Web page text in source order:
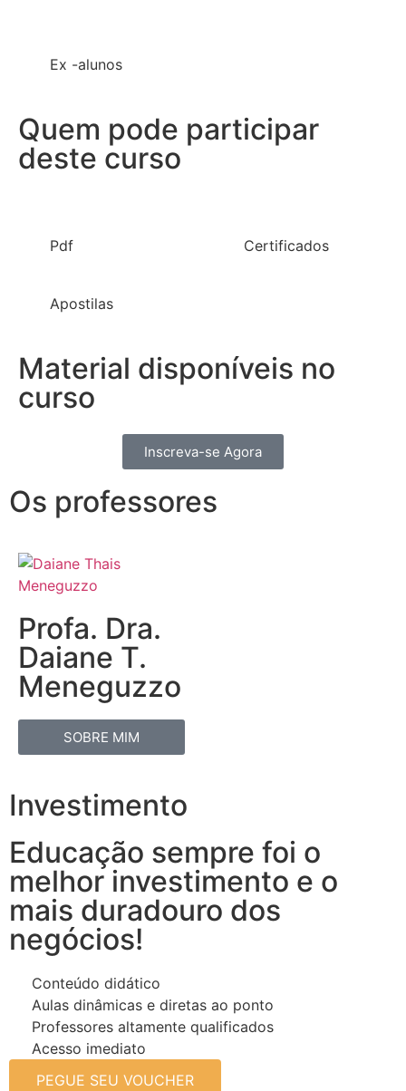
Ex -alunos
Quem pode participar
deste curso
Pdf Certificados
Apostilas
Material disponíveis no
curso
Inscreva-se Agora
Os professores
Profa. Dra.
Daiane T.
Meneguzzo
SOBRE MIM
Investimento
Educação sempre foi o
melhor investimento e o
mais duradouro dos
negócios!
Conteúdo didático
Aulas dinâmicas e diretas ao ponto
Professores altamente qualificados
Acesso imediato
PEGUE SEU VOUCHER